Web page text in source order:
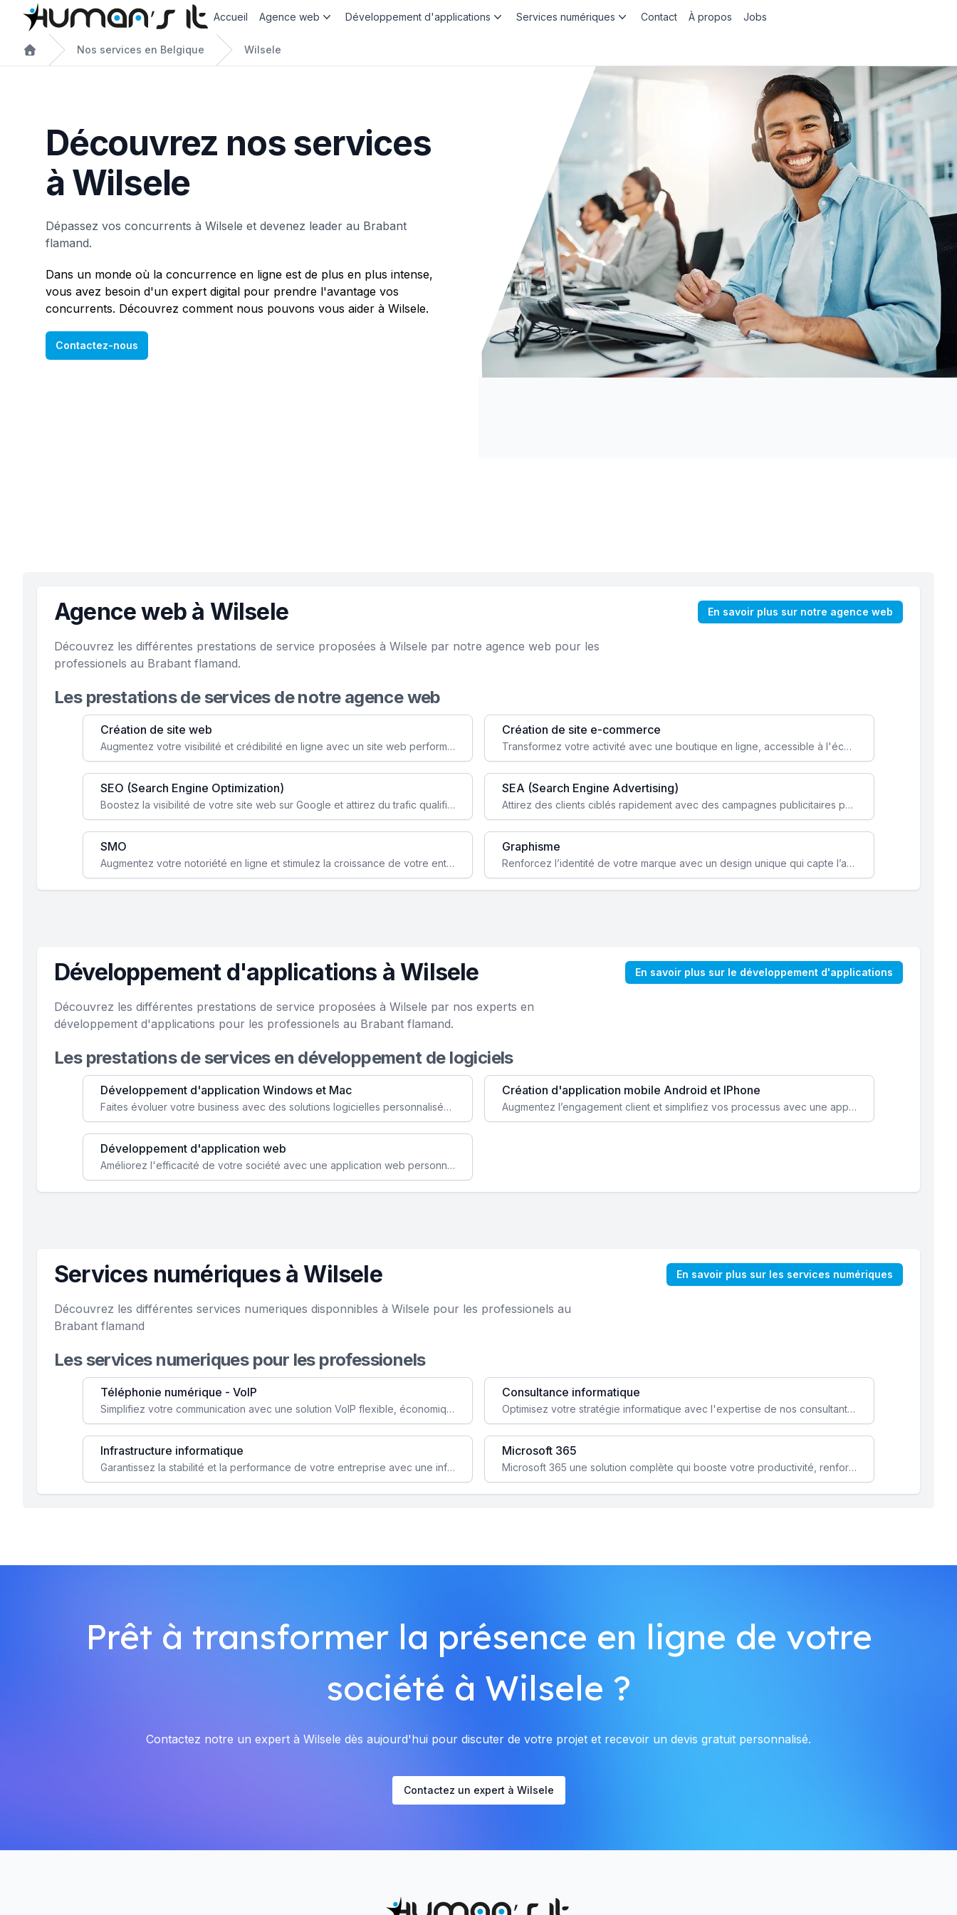
Accueil Agence web Développement d'applications Services numériques Contact À propos Jobs
Nos services en Belgique Wilsele
Découvrez nos services
à Wilsele
Dépassez vos concurrents à Wilsele et devenez leader au Brabant
flamand.
Dans un monde où la concurrence en ligne est de plus en plus intense,
vous avez besoin d'un expert digital pour prendre l'avantage vos
concurrents. Découvrez comment nous pouvons vous aider à Wilsele.
Contactez-nous
Agence web à Wilsele En savoir plus sur notre agence web
Découvrez les différentes prestations de service proposées à Wilsele par notre agence web pour les
professionels au Brabant flamand.
Les prestations de services de notre agence web
Création de site web
Augmentez votre visibilité et crédibilité en ligne avec un site web performant, conçu pour attirer plus de clients.
Création de site e-commerce
Transformez votre activité avec une boutique en ligne, accessible à l'échelle mondiale 24/7.
SEO (Search Engine Optimization)
Boostez la visibilité de votre site web sur Google et attirez du trafic qualifié grâce à nos stratégies SEO.
SEA (Search Engine Advertising)
Attirez des clients ciblés rapidement avec des campagnes publicitaires payantes optimisées pour vos objectifs.
SMO
Augmentez votre notoriété en ligne et stimulez la croissance de votre entreprise grâce à une stratégie sociale sur mesure.
Graphisme
Renforcez l’identité de votre marque avec un design unique qui capte l’attention et engage vos clients.
Développement d'applications à Wilsele En savoir plus sur le développement d'applications
Découvrez les différentes prestations de service proposées à Wilsele par nos experts en
développement d'applications pour les professionels au Brabant flamand.
Les prestations de services en développement de logiciels
Développement d'application Windows et Mac
Faites évoluer votre business avec des solutions logicielles personnalisées, parfaitement adaptées à vos besoins spécifiques.
Création d'application mobile Android et IPhone
Augmentez l’engagement client et simplifiez vos processus avec une application mobile sur mesure, disponible sur iOS et Android.
Développement d'application web
Améliorez l'efficacité de votre société avec une application web personnalisée accessible partout et tout le temps.
Services numériques à Wilsele En savoir plus sur les services numériques
Découvrez les différentes services numeriques disponnibles à Wilsele pour les professionels au
Brabant flamand
Les services numeriques pour les professionels
Téléphonie numérique - VoIP
Simplifiez votre communication avec une solution VoIP flexible, économique et adaptée à vos besoins professionnels.
Consultance informatique
Optimisez votre stratégie informatique avec l'expertise de nos consultants pour améliorer votre efficacité et sécurité.
Infrastructure informatique
Garantissez la stabilité et la performance de votre entreprise avec une infrastructure IT sécurisée et évolutive.
Microsoft 365
Microsoft 365 une solution complète qui booste votre productivité, renforce la sécurité de vos données et facilite la collaboration.
Prêt à transformer la présence en ligne de votre
société à Wilsele ?
Contactez notre un expert à Wilsele dès aujourd'hui pour discuter de votre projet et recevoir un devis gratuit personnalisé.
Contactez un expert à Wilsele